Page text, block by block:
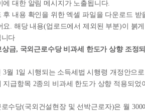
에 대한 알림 메시지가 노출됩니다.
후 내용 확인을 위한 엑셀 파일을 다운로드 받
요. 해당 내용(업로드에서 제외된 부분)이 붉게
니다
상금, 국외근로수당 비과세 한도가 상향 조정
3월 1일 시행되는 소득세법 시행령 개정안으로
지급항목 2종의 비과세 한도가 상향 적용되었
로수당(국외건설현장 및 선박근로자)은 월 300